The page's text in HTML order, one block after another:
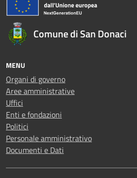
Comune di San Donaci
MENU
Organi di governo
Aree amministrative
Uffici
Enti e fondazioni
Politici
Personale amministrativo
Documenti e Dati